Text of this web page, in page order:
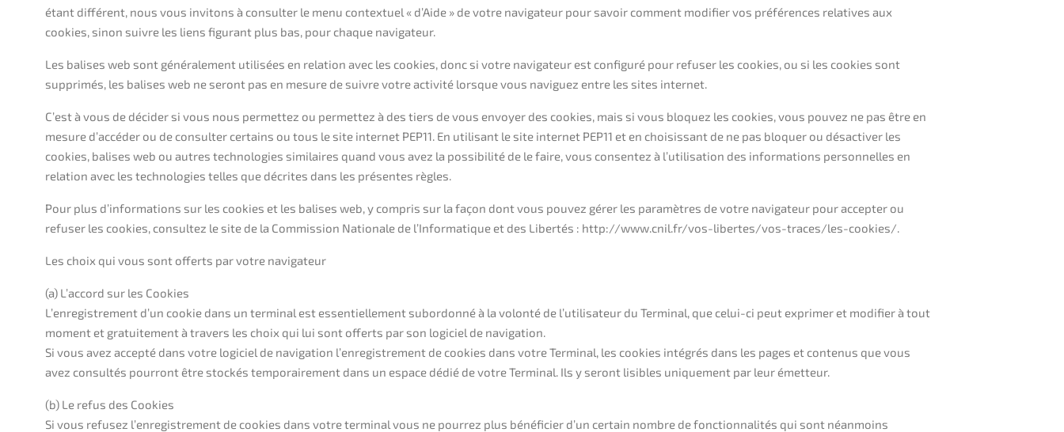
étant différent, nous vous invitons à consulter le menu contextuel « d’Aide » de votre navigateur pour savoir comment modifier vos préférences relatives aux
cookies, sinon suivre les liens figurant plus bas, pour chaque navigateur.
Les balises web sont généralement utilisées en relation avec les cookies, donc si votre navigateur est configuré pour refuser les cookies, ou si les cookies sont
supprimés, les balises web ne seront pas en mesure de suivre votre activité lorsque vous naviguez entre les sites internet.
C’est à vous de décider si vous nous permettez ou permettez à des tiers de vous envoyer des cookies, mais si vous bloquez les cookies, vous pouvez ne pas être en
mesure d’accéder ou de consulter certains ou tous le site internet PEP11. En utilisant le site internet PEP11 et en choisissant de ne pas bloquer ou désactiver les
cookies, balises web ou autres technologies similaires quand vous avez la possibilité de le faire, vous consentez à l’utilisation des informations personnelles en
relation avec les technologies telles que décrites dans les présentes règles.
Pour plus d’informations sur les cookies et les balises web, y compris sur la façon dont vous pouvez gérer les paramètres de votre navigateur pour accepter ou
refuser les cookies, consultez le site de la Commission Nationale de l’Informatique et des Libertés : http://www.cnil.fr/vos-libertes/vos-traces/les-cookies/.
Les choix qui vous sont offerts par votre navigateur
(a) L’accord sur les Cookies
L’enregistrement d’un cookie dans un terminal est essentiellement subordonné à la volonté de l’utilisateur du Terminal, que celui-ci peut exprimer et modifier à tout
moment et gratuitement à travers les choix qui lui sont offerts par son logiciel de navigation.
Si vous avez accepté dans votre logiciel de navigation l’enregistrement de cookies dans votre Terminal, les cookies intégrés dans les pages et contenus que vous
avez consultés pourront être stockés temporairement dans un espace dédié de votre Terminal. Ils y seront lisibles uniquement par leur émetteur.
(b) Le refus des Cookies
Si vous refusez l’enregistrement de cookies dans votre terminal vous ne pourrez plus bénéficier d’un certain nombre de fonctionnalités qui sont néanmoins